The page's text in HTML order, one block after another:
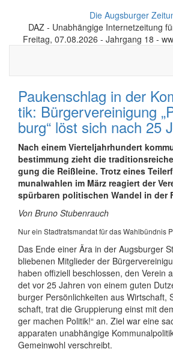
Die Augsburger
DAZ - Unabhängige Internetzeitung
Freitag, 07.08.2026 - Jahrgang 18 -
Pau­ken­schlag in der
tik: Bür­ger­ver­ein­i­gung
burg“ löst sich nach 25
Nach einem Vier­tel­jahr­hun­dert
be­stim­mung zieht die
gung die Reiß­leine. Trotz eines
mu­nal­wah­len im März re­ag­iert der
spür­ba­ren po­li­ti­schen Wan­del in der
​Von Bruno Stubenrauch
Nur ein Stadtratsmandat für das Wahlbündnis
​Das Ende einer Ära in der Augs­bur­ger
blie­be­nen Mit­glie­der der
haben of­fi­zi­ell be­schlos­sen, den Ver­ein
det vor 25 Jah­ren von einem gu­ten
bur­ger Per­sön­lich­kei­ten aus Wirt­schaft,
schaft, trat die Grup­pie­rung einst mit
ger ma­chen Po­li­tik!“ an. Ziel war eine
ap­pa­ra­ten un­ab­hän­gige
Ge­mein­wohl ver­schreibt.